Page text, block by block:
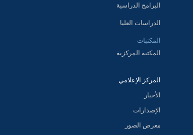
البرامج الدراسية
الدراسات العليا
المكتبات
المكتبة المركزية
المركز الإعلامي
الأخبار
الإصدارات
معرض الصور